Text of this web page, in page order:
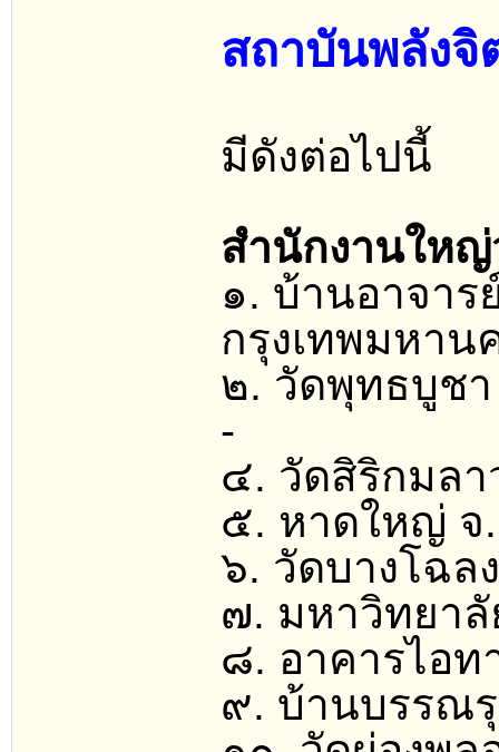
สถาบันพลังจิ
มีดังต่อไปนี้
สำนักงานให
๑. บ้านอาจา
กรุงเทพมหาน
๒. วัดพุทธบูช
-
๔. วัดสิริกมลา
๕. หาดใหญ่ จ
๖. วัดบางโฉล
๗. มหาวิทยาลั
๘. อาคารไอท
๙. บ้านบรรณ